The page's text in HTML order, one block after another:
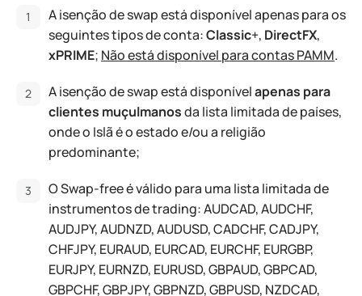
A isenção de swap está disponível apenas para os
seguintes tipos de conta:Classic+, DirectFX,
xPRIME; Não está disponível para contas PAMM.
A isenção de swap está disponívelapenas para
clientes muçulmanosda lista limitada de países,
onde o Islã é o estado e/ou a religião
predominante;
O Swap-free é válido para uma lista limitada de
instrumentos de trading: AUDCAD, AUDCHF,
AUDJPY, AUDNZD, AUDUSD, CADCHF, CADJPY,
CHFJPY, EURAUD, EURCAD, EURCHF, EURGBP,
EURJPY, EURNZD, EURUSD, GBPAUD, GBPCAD,
GBPCHF, GBPJPY, GBPNZD, GBPUSD, NZDCAD,